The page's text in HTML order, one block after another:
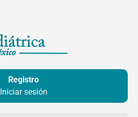
Registro
Iniciar sesión